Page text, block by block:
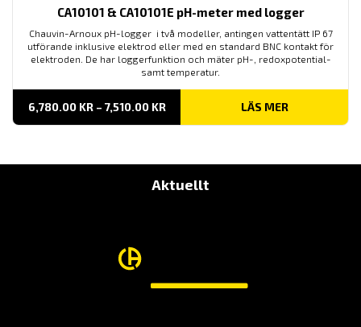
CA10101 & CA10101E pH-meter med logger
Chauvin-Arnoux pH-logger i två modeller, antingen vattentätt IP 67
utförande inklusive elektrod eller med en standard BNC kontakt för
elektroden. De har loggerfunktion och mäter pH-, redoxpotential-
samt temperatur.
6,780.00 KR – 7,510.00 KRPRISINTERVALL:
TILL
LÄS MER
Aktuellt